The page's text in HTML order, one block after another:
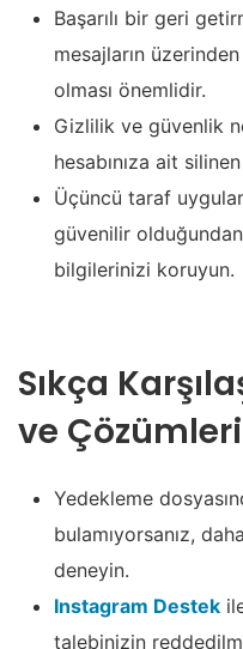
Başarılı bir geri
mesajların
olması önemlidir.
Gizlilik ve güvenlik
hesabınıza ait
Üçüncü taraf
güvenilir
bilgilerinizi koruyun.
Sıkça
ve Çözümleri
Yedekleme
bulamıyorsanız,
deneyin.
Instagram Destek
talebinizin